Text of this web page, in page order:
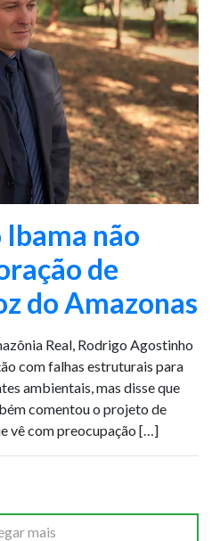
não
de
do Amazonas
Real, Rodrigo Agostinho
com falhas estruturais para
ambientais, mas disse que
comentou o projeto de
vê com preocupação […]
mais